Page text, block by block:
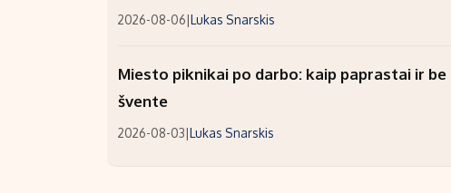
2026-08-06|Lukas Snarskis
Miesto piknikai po darbo: kaip paprastai ir
švente
2026-08-03|Lukas Snarskis